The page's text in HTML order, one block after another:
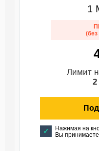
1
Лимит
Нажимая на
Вы принимаете